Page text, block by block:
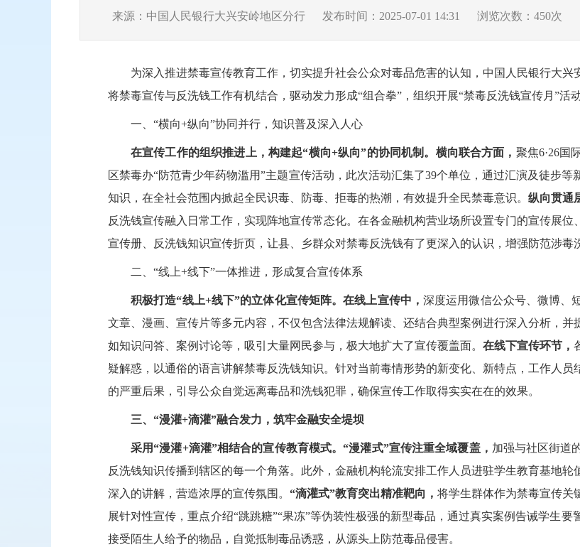
来源：中国人民银行大兴安岭地区分行 发布时间：2025-07-01 14:31 浏览次数： 450次
为深入推进禁毒宣传教育工作，切实提升社会公众对毒品危害的认知，中国人民银行大兴
将禁毒宣传与反洗钱工作有机结合，驱动发力形成“组合拳”，组织开展“禁毒反洗钱宣传月”活
一、 “横向+纵向”协同并行，知识普及深入人心
在宣传工作的组织推进上，构建起“横向+纵向”的协同机制。横向联合方面， 聚焦6·26国
区禁毒办“防范青少年药物滥用”主题宣传活动，此次活动汇集了39个单位，通过汇演及徒步
知识，在全社会范围内掀起全民识毒、防毒、拒毒的热潮，有效提升全民禁毒意识。 纵向贯通
反洗钱宣传融入日常工作，实现阵地宣传常态化。在各金融机构营业场所设置专门的宣传展
宣传册、反洗钱知识宣传折页，让县、乡群众对禁毒反洗钱有了更深入的认识，增强防范涉毒
二、 “线上+线下”一体推进，形成复合宣传体系
积极打造“线上+线下”的立体化宣传矩阵。在线上宣传中，深度运用微信公众号、微博、
文章、漫画、宣传片等多元内容，不仅包含法律法规解读、还结合典型案例进行深入分析，并
如知识问答、案例讨论等，吸引大量网民参与，极大地扩大了宣传覆盖面。 在线下宣传环节，
疑解惑，以通俗的语言讲解禁毒反洗钱知识。 针对当前毒情形势的新变化、新特点，工作人员
的严重后果，引导公众自觉远离毒品和洗钱犯罪，确保宣传工作取得实实在在的效果。
三、 “漫灌+滴灌”融合发力，筑牢金融安全堤坝
采用“漫灌+滴灌”相结合的宣传教育模式。“漫灌式”宣传注重全域覆盖， 加强与社区街道
反洗钱知识传播到辖区的每一个角落。此外，金融机构轮流安排工作人员进驻学生教育基地轮
深入的讲解，营造浓厚的宣传氛围。 “滴灌式”教育突出精准靶向， 将学生群体作为禁毒宣传关
展针对性宣传，重点介绍“跳跳糖”“果冻”等伪装性极强的新型毒品，通过真实案例告诫学生
接受陌生人给予的物品，自觉抵制毒品诱惑，从源头上防范毒品侵害。